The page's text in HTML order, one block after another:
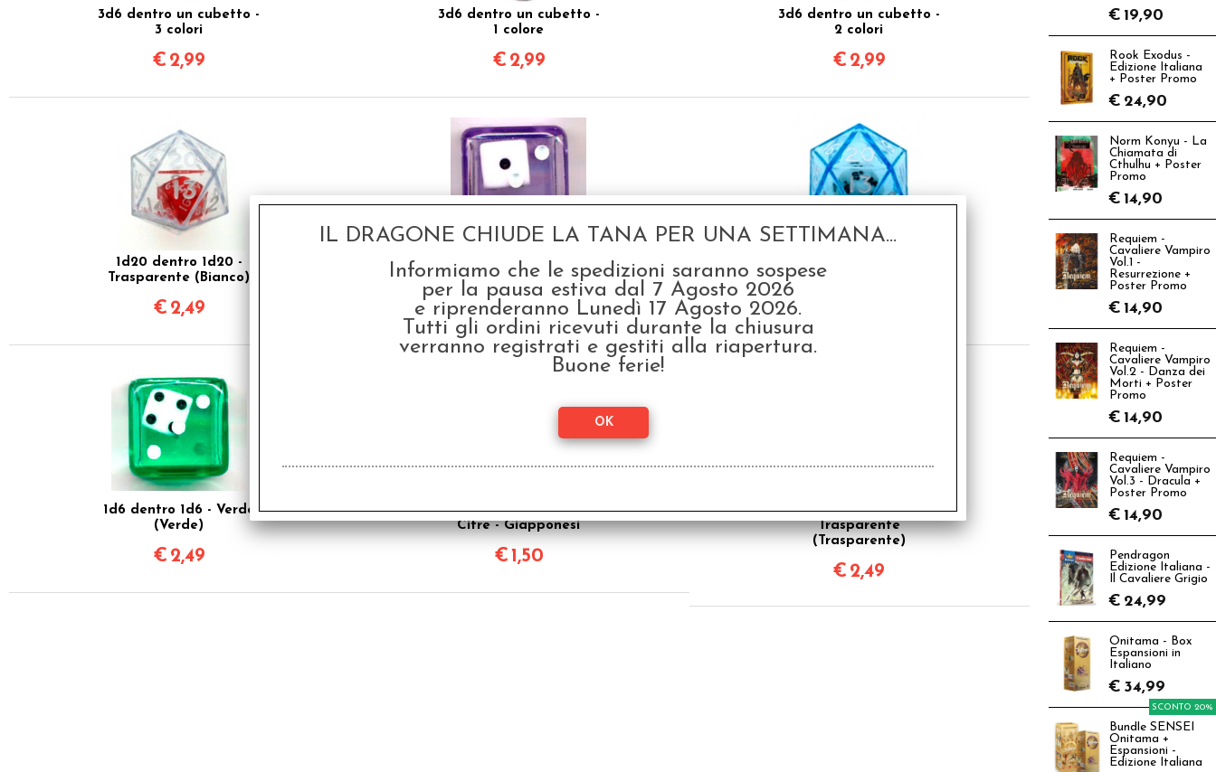
3d6 dentro un cubetto -
3 colori
€ 2,99
3d6 dentro un cubetto -
1 colore
€ 2,99
3d6 dentro un cubetto -
2 colori
€ 2,99
1d20 dentro 1d20 -
Trasparente (Bianco)
€ 2,49
1d6 dentro 1d6 - Viola
(Viola Scuro)
€2,49
1d6 dentro 1d6 - Verde
(Verde)
€ 2,49
Dado d6 Big - Numeri in
Cifre - Giapponesi
€1,50
1d10 dentro 1d10 -
Trasparente
(Trasparente)
€ 2,49
€ 19,90
Rook Exodus -
Edizione Italiana
+ Poster Promo
€ 24,90
Norm Konyu - La
Chiamata di
Cthulhu + Poster
Promo
€ 14,90
Requiem -
Cavaliere Vampiro
Vol.1 -
Resurrezione +
Poster Promo
€ 14,90
Requiem -
Cavaliere Vampiro
Vol.2 - Danza dei
Morti + Poster
Promo
€ 14,90
Requiem -
Cavaliere Vampiro
Vol.3 - Dracula +
Poster Promo
€ 14,90
Pendragon
Edizione Italiana -
Il Cavaliere Grigio
€ 24,99
Onitama - Box
Espansioni in
Italiano
€ 34,99
Bundle SENSEI
Onitama +
Espansioni -
Edizione Italiana
SCONTO 20%
IL DRAGONE CHIUDE LA TANA PER UNA SETTIMANA...
Informiamo che le spedizioni saranno sospese
per la pausa estiva dal 7 Agosto 2026
e riprenderanno Lunedì 17 Agosto 2026.
Tutti gli ordini ricevuti durante la chiusura
verranno registrati e gestiti alla riapertura.
Buone ferie!